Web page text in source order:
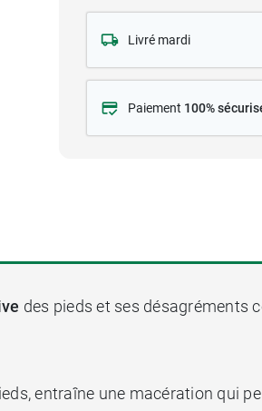
Livré mardi
Paiement 100%
des pieds et ses désagréments
entraîne une macération qui